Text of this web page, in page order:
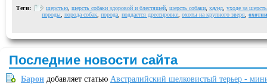
Теги: шерстью шерсть собаки здоровой и блестящей шерсть собаки хаунд уходе за
породы порода собак порода поддается дрессировке охоты на крупного зверя
Последние новости сайта
Барон добавляет статью Австралийский шелковистый терьер -